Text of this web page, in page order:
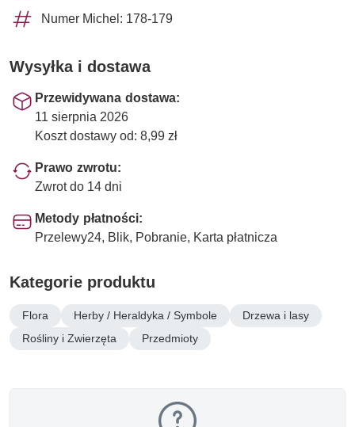
Numer Michel: 178-179
Wysyłka i dostawa
Przewidywana dostawa:
11 sierpnia 2026
Koszt dostawy od: 8,99 zł
Prawo zwrotu:
Zwrot do 14 dni
Metody płatności:
Przelewy24, Blik, Pobranie, Karta płatnicza
Kategorie produktu
Flora Herby / Heraldyka / Symbole
Drzewa i lasy
Rośliny i Zwierzęta
Przedmioty